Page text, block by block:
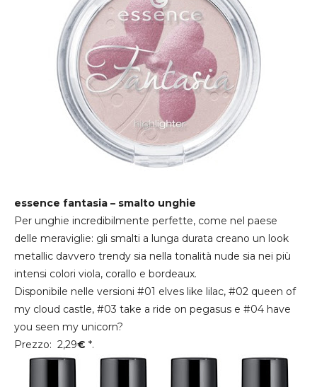
essence fantasia – smalto unghie
Per unghie incredibilmente perfette, come nel paese
delle meraviglie: gli smalti a lunga durata creano un look
metallic davvero trendy sia nella tonalità nude sia nei più
intensi colori viola, corallo e bordeaux.
Disponibile nelle versioni #01 elves like lilac, #02 queen of
my cloud castle, #03 take a ride on pegasus e #04 have
you seen my unicorn?
Prezzo: 2,29€ *.